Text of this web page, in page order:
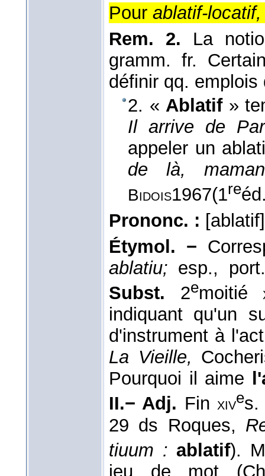
Pour ablatif-
Rem. 2. La
gramm. fr.
définir qq.
2. « Ablatif»
Il arrive de
appeler un
de là,
Bidois1967(1re
Prononc. :
Étymol. −
ablatiu; esp.,
Subst. 2emoitié
indiquant qu'un
d'instrument à
La Vieille,
Pourquoi il aime
II.− Adj. Finxives.
29 ds Roques,
tiuum : ablatif).
jeu de mot